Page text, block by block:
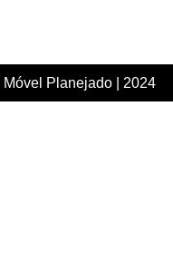
Móvel Planejado | 2024